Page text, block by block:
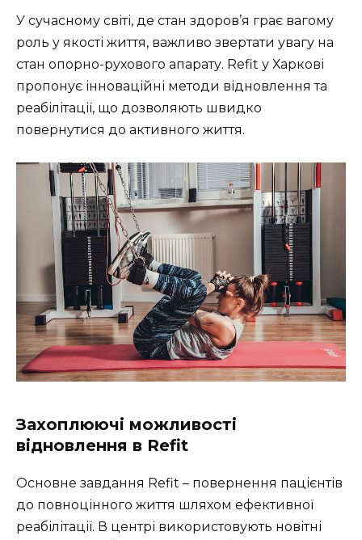
У сучасному світі, де стан здоров’я грає вагому
роль у якості життя, важливо звертати увагу на
стан опорно-рухового апарату. Refit у Харкові
пропонує інноваційні методи відновлення та
реабілітації, що дозволяють швидко
повернутися до активного життя.
Захоплюючі можливості
відновлення в Refit
Основне завдання Refit – повернення пацієнтів
до повноцінного життя шляхом ефективної
реабілітації. В центрі використовують новітні